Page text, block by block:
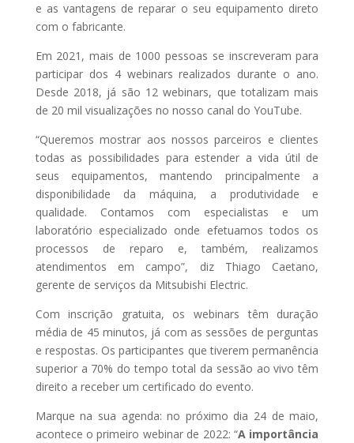
e as vantagens de reparar o seu equipamento direto
com o fabricante.
Em 2021, mais de 1000 pessoas se inscreveram para
participar dos 4 webinars realizados durante o ano.
Desde 2018, já são 12 webinars, que totalizam mais
de 20 mil visualizações no nosso canal do YouTube.
“Queremos mostrar aos nossos parceiros e clientes
todas as possibilidades para estender a vida útil de
seus equipamentos, mantendo principalmente a
disponibilidade da máquina, a produtividade e
qualidade. Contamos com especialistas e um
laboratório especializado onde efetuamos todos os
processos de reparo e, também, realizamos
atendimentos em campo”, diz Thiago Caetano,
gerente de serviços da Mitsubishi Electric.
Com inscrição gratuita, os webinars têm duração
média de 45 minutos, já com as sessões de perguntas
e respostas. Os participantes que tiverem permanência
superior a 70% do tempo total da sessão ao vivo têm
direito a receber um certificado do evento.
Marque na sua agenda: no próximo dia 24 de maio,
acontece o primeiro webinar de 2022: “A importância